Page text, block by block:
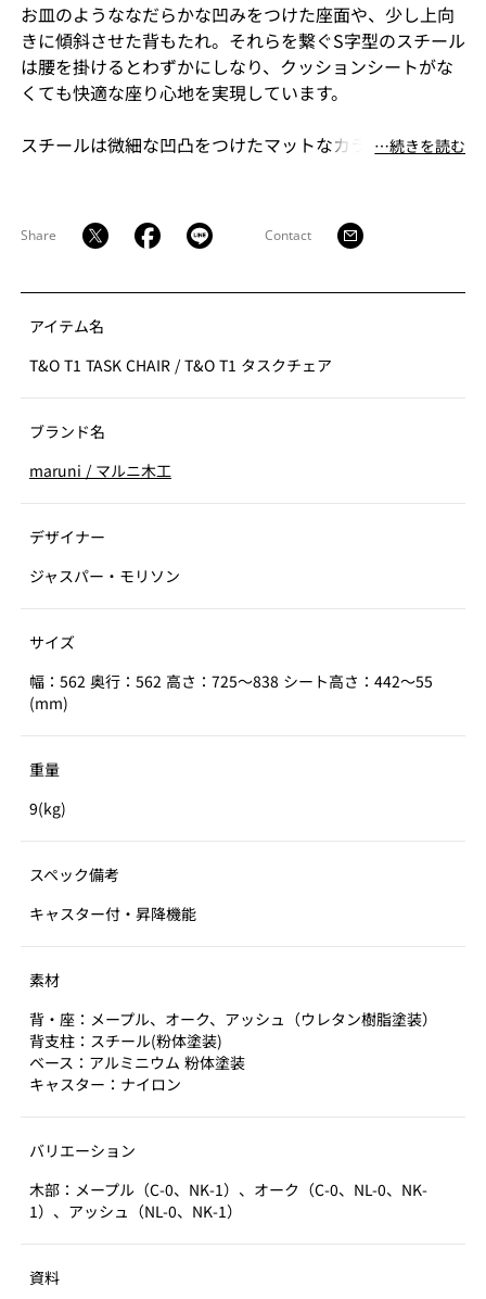
お皿のようななだらかな凹みをつけた座面や、少し上向
きに傾斜させた背もたれ。それらを繋ぐS字型のスチール
は腰を掛けるとわずかにしなり、クッションシートがな
くても快適な座り心地を実現しています。
スチールは微細な凹凸をつけたマットなカラーで、木の
⋯続きを読む
Share Contact
アイテム名
T&O T1 TASK CHAIR / T&O T1 タスクチェア
ブランド名
maruni / マルニ木工
デザイナー
ジャスパー・モリソン
サイズ
幅：562 奥行：562 高さ：725～838 シート高さ：442～55
(mm)
重量
9(kg)
スペック備考
キャスター付・昇降機能
素材
背・座：メープル、オーク、アッシュ（ウレタン樹脂塗装）
背支柱：スチール(粉体塗装)
ベース：アルミニウム 粉体塗装
キャスター：ナイロン
バリエーション
木部：メープル（C-0、NK-1）、オーク（C-0、NL-0、NK-
1）、アッシュ（NL-0、NK-1）
資料